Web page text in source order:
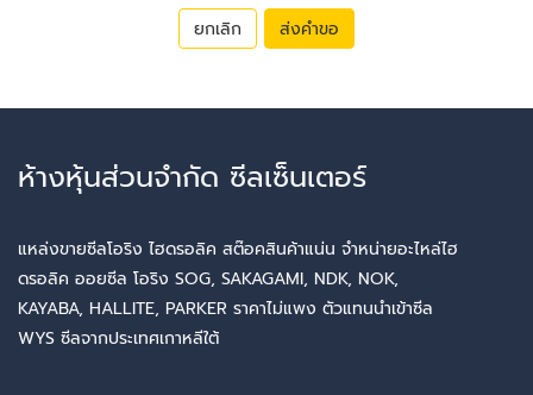
ยกเลิก ส่งคำขอ
ห้างหุ้นส่วนจำกัด ซีลเซ็นเตอร์
แหล่งขายซีลโอริง ไฮดรอลิค สต๊อคสินค้าแน่น จำหน่ายอะไหล่ไฮ
ดรอลิค ออยซีล โอริง SOG, SAKAGAMI, NDK, NOK,
KAYABA, HALLITE, PARKER ราคาไม่แพง ตัวแทนนำเข้าซีล
WYS ซีลจากประเทศเกาหลีใต้